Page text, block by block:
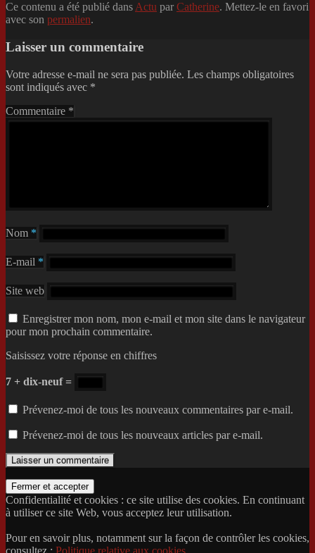
Ce contenu a été publié dans Actu par Catherine. Mettez-le en favori
avec son permalien.
Laisser un commentaire
Votre adresse e-mail ne sera pas publiée. Les champs obligatoires
sont indiqués avec *
Commentaire *
Nom *
E-mail *
Site web
Enregistrer mon nom, mon e-mail et mon site dans le navigateur
pour mon prochain commentaire.
Saisissez votre réponse en chiffres
7 + dix-neuf =
Prévenez-moi de tous les nouveaux commentaires par e-mail.
Prévenez-moi de tous les nouveaux articles par e-mail.
Confidentialité et cookies : ce site utilise des cookies. En continuant
à utiliser ce site Web, vous acceptez leur utilisation.
Pour en savoir plus, notamment sur la façon de contrôler les cookies,
consultez : Politique relative aux cookies